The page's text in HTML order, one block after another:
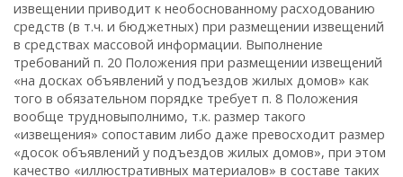
извещении приводит к необоснованному расходованию
средств (в т.ч. и бюджетных) при размещении извещений
в средствах массовой информации. Выполнение
требований п. 20 Положения при размещении извещений
«на досках объявлений у подъездов жилых домов» как
того в обязательном порядке требует п. 8 Положения
вообще трудновыполнимо, т.к. размер такого
«извещения» сопоставим либо даже превосходит размер
«досок объявлений у подъездов жилых домов», при этом
качество «иллюстративных материалов» в составе таких